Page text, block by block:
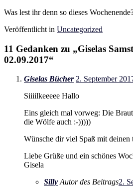
Was lest ihr denn so dieses
Veröffentlicht in Uncategorized
11 Gedanken zu „Giselas
02.09.2017“
Giselas Bücher 2. September
Siiiilkeeeee Hallo
Eins gleich mal vorweg: Die
die Wölfe auch :-)))))
Wünsche dir viel Spaß mit deinen
Liebe Grüße und ein schönes
Gisela
Silly Autor des Beitrags2.